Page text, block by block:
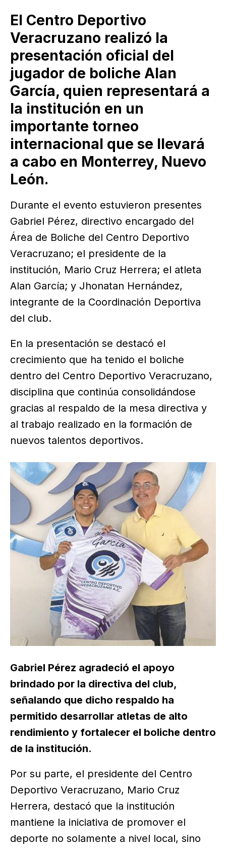
El Centro Deportivo
Veracruzano realizó la
presentación oficial del
jugador de boliche Alan
García, quien representará a
la institución en un
importante torneo
internacional que se llevará
a cabo en Monterrey, Nuevo
León.
Durante el evento estuvieron presentes
Gabriel Pérez, directivo encargado del
Área de Boliche del Centro Deportivo
Veracruzano; el presidente de la
institución, Mario Cruz Herrera; el atleta
Alan García; y Jhonatan Hernández,
integrante de la Coordinación Deportiva
del club.
En la presentación se destacó el
crecimiento que ha tenido el boliche
dentro del Centro Deportivo Veracruzano,
disciplina que continúa consolidándose
gracias al respaldo de la mesa directiva y
al trabajo realizado en la formación de
nuevos talentos deportivos.
Gabriel Pérez agradeció el apoyo
brindado por la directiva del club,
señalando que dicho respaldo ha
permitido desarrollar atletas de alto
rendimiento y fortalecer el boliche dentro
de la institución.
Por su parte, el presidente del Centro
Deportivo Veracruzano, Mario Cruz
Herrera, destacó que la institución
mantiene la iniciativa de promover el
deporte no solamente a nivel local, sino